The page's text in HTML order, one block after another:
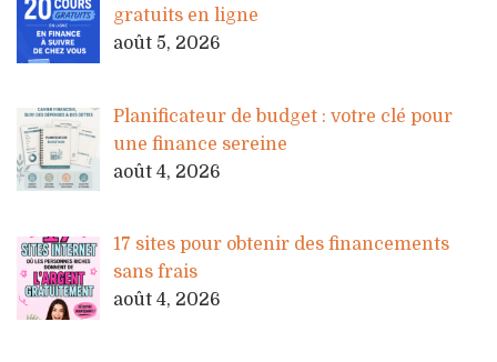
gratuits en ligne
août 5, 2026
Planificateur de budget : votre clé pour
une finance sereine
août 4, 2026
17 sites pour obtenir des financements
sans frais
août 4, 2026